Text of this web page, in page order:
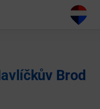
Brod